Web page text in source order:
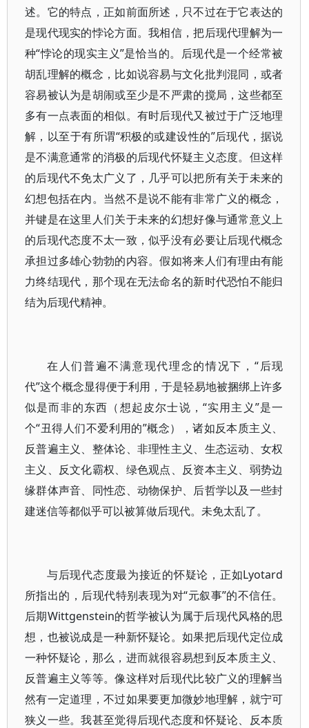
述。它的特点，正如前面所述，只不过在于它表达的
是现代现实的悖论方面。我相信，把后现代理解为一
种“悖论的现实主义”是恰当的。后现代是一个经常被
胡乱理解的概念，比如说容易与文化批判混同，或者
容易被认为是胡闹或至少是不严肃的搅局，这些都至
多有一点表面的相似。有时后现代又被过于广泛地理
解，以至于有所谓“积极的或建设性的”后现代，据说
是不满意通常的消极的后现代怀疑主义态度。但这样
的后现代不免太广义了，几乎可以把所有关于未来的
幻想包括在内。当然不是说不能有非常广义的概念，
并键是在这里人们关于未来的幻想好像与通常意义上
的后现代态度不太一致，似乎没有必要让后现代概念
承担过多雄心勃勃的内容。假如将来人们有理由有能
力终结现代，那个现在无法命名的新时代恐怕不能归
结为后现代精神。
在人们普遍不满意现代理念的情况下，“后现
代”这个概念显得便于利用，于是轻易地被捆绑上许多
似是而非的东西（想起皮尔士说，“实用主义”是一
个“丑得人们不爱利用的”概念），诸如反本质主义、
反普遍主义、整体论、非理性主义、生态运动、女权
主义、反文化霸权、绿色观点、反资本主义、弱势边
缘群体声音、同性恋、动物保护、后哲学以及一些封
建迷信等都似乎可以被算做后现代。未免太乱了。
与后现代态度最为接近的怀疑论，正如Lyotard
所指出的，后现代特别表现为对“元叙事”的不信任。
后期Wittgenstein的哲学被认为属于后现代风格的思
想，也被说成是一种新怀疑论。如果把后现代定位成
一种怀疑论，那么，进而就很容易想到反本质主义、
反普遍主义等等。像这样对后现代比较广义的理解当
然有一定道理，不过如果要更加微妙地理解，就宁可
狭义一些。我甚至觉得后现代态度和怀疑论、反本质